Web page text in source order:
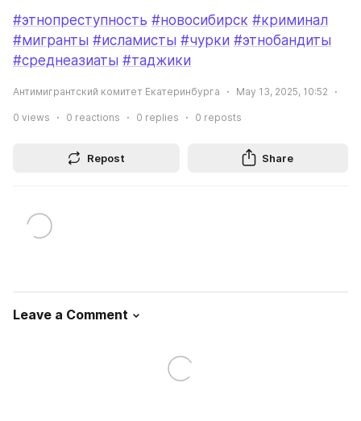
#этнопреступность #новосибирск #криминал
#мигранты #исламисты #чурки #этнобандиты
#среднеазиаты #таджики
Антимигрантский комитет Екатеринбурга May 13, 2025, 10:52
0 views 0 reactions 0 replies 0 reposts
Repost Share
Leave a Comment